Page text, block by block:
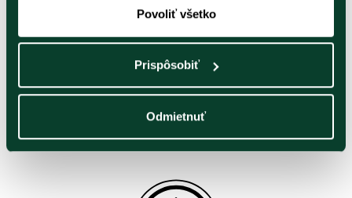
Povoliť všetko
Prispôsobiť
Odmietnuť
Príslušenstvo